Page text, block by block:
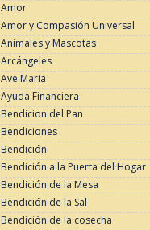
Amor
Amor y Compasión Universal
Animales y Mascotas
Arcángeles
Ave Maria
Ayuda Financiera
Bendicion del Pan
Bendiciones
Bendición
Bendición a la Puerta del Hogar
Bendición de la Mesa
Bendición de la Sal
Bendición de la cosecha